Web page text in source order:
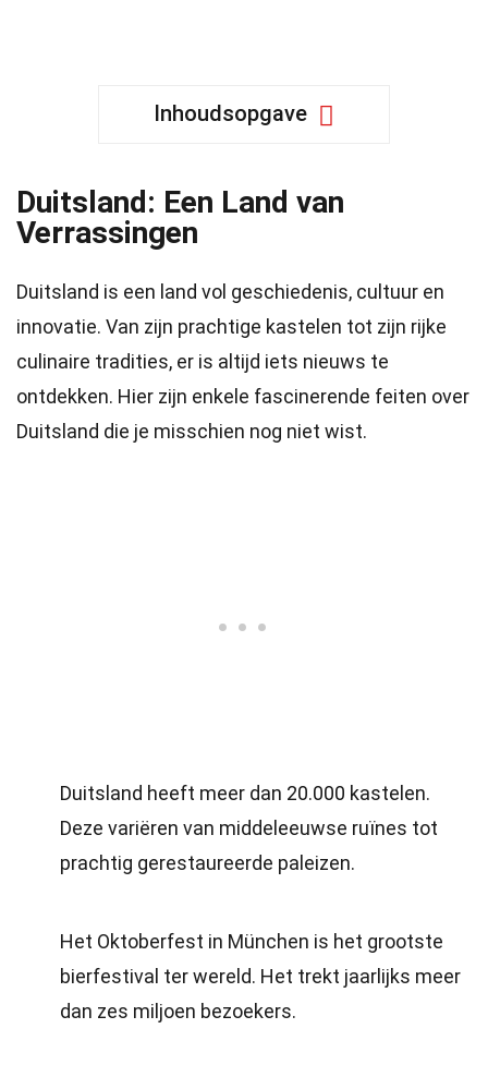
Inhoudsopgave
Duitsland: Een Land van
Verrassingen
Duitsland is een land vol geschiedenis, cultuur en
innovatie. Van zijn prachtige kastelen tot zijn rijke
culinaire tradities, er is altijd iets nieuws te
ontdekken. Hier zijn enkele fascinerende feiten over
Duitsland die je misschien nog niet wist.
Duitsland heeft meer dan 20.000 kastelen.
Deze variëren van middeleeuwse ruïnes tot
prachtig gerestaureerde paleizen.
Het Oktoberfest in München is het grootste
bierfestival ter wereld. Het trekt jaarlijks meer
dan zes miljoen bezoekers.